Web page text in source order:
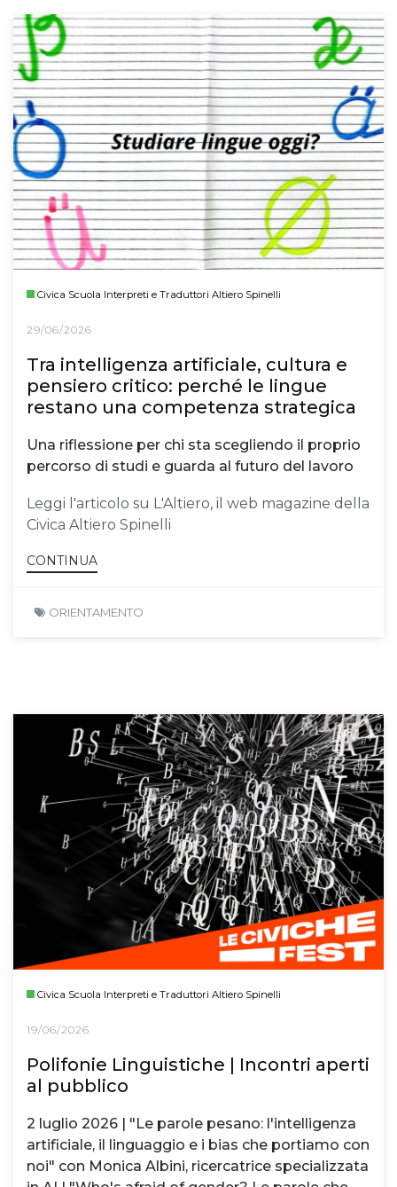
Civica Scuola Interpreti e Traduttori Altiero Spinelli
29/06/2026
Tra intelligenza artificiale, cultura e
pensiero critico: perché le lingue
restano una competenza strategica
Una riflessione per chi sta scegliendo il proprio
percorso di studi e guarda al futuro del lavoro
Leggi l'articolo su L'Altiero, il web magazine della
Civica Altiero Spinelli
CONTINUA
ORIENTAMENTO
Civica Scuola Interpreti e Traduttori Altiero Spinelli
19/06/2026
Polifonie Linguistiche | Incontri aperti
al pubblico
2 luglio 2026 | "Le parole pesano: l'intelligenza
artificiale, il linguaggio e i bias che portiamo con
noi" con Monica Albini, ricercatrice specializzata